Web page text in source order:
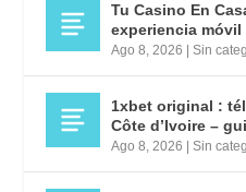
Tu Casino En
experiencia móvil
Ago 8, 2026 |Sin
1xbet original :
Côte d’Ivoire –
Ago 8, 2026 |Sin